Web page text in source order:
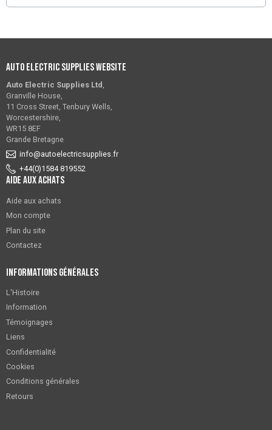
Auto Electric Supplies Website
Auto Electric Supplies Ltd
Granville House,
11 Cross Street, Tenbury Wells,
Worcestershire,
WR15 8EF
Grande Bretagne
info@autoelectricsupplies.fr
+44(0)1584 819552
Aide aux achats
Aide aux achats
Mon compte
Plan du site
Contactez
Informations générales
L'Histoire
Information
Témoignages
Liens
Confidentialité
Cookies
Conditions générales
Retours